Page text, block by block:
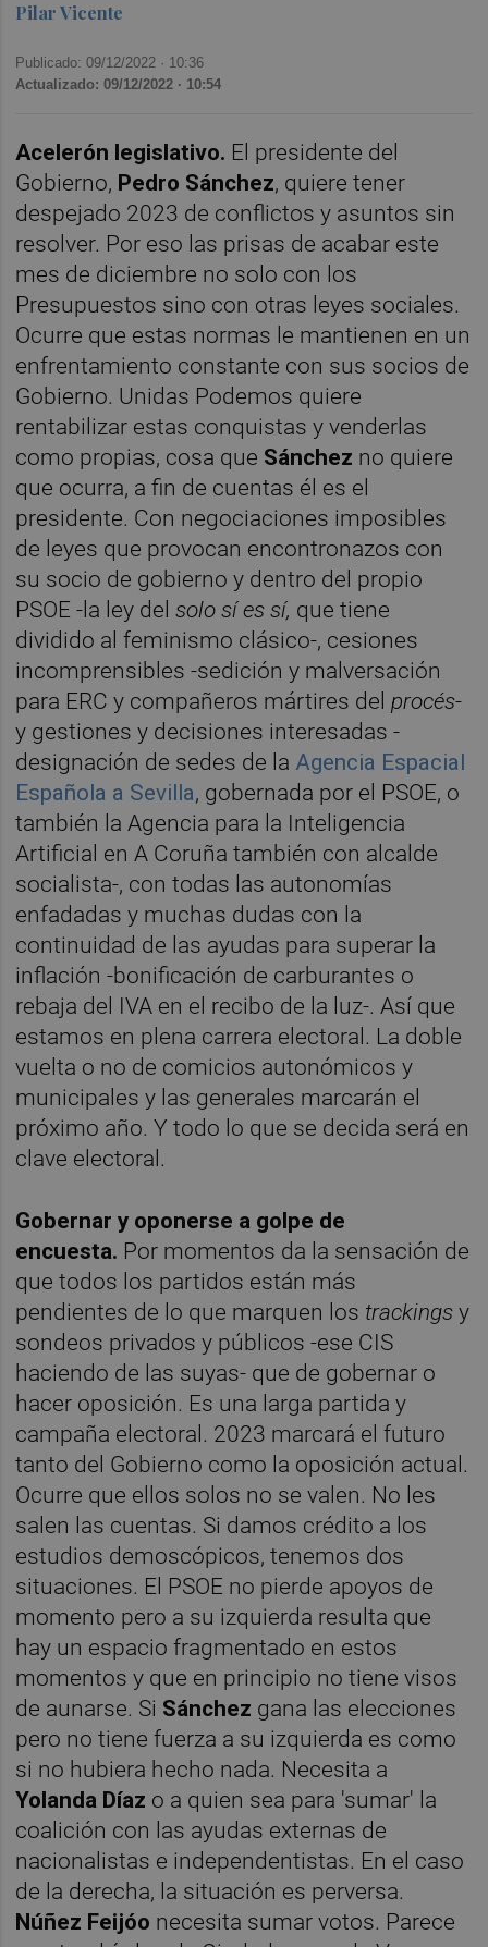
Pilar Vicente
Publicado: 09/12/2022 · 10:36
Actualizado: 09/12/2022 · 10:54
Acelerón legislativo. El presidente del
Gobierno, Pedro Sánchez, quiere tener
despejado 2023 de conflictos y asuntos sin
resolver. Por eso las prisas de acabar este
mes de diciembre no solo con los
Presupuestos sino con otras leyes sociales.
Ocurre que estas normas le mantienen en un
enfrentamiento constante con sus socios de
Gobierno. Unidas Podemos quiere
rentabilizar estas conquistas y venderlas
como propias, cosa que Sánchez no quiere
que ocurra, a fin de cuentas él es el
presidente. Con negociaciones imposibles
de leyes que provocan encontronazos con
su socio de gobierno y dentro del propio
PSOE -la ley delsolo sí es sí, que tiene
dividido al feminismo clásico-, cesiones
incomprensibles -sedición y malversación
para ERC y compañeros mártires delprocés-
y gestiones y decisiones interesadas -
designación de sedes de la Agencia Espacial
Española a Sevilla, gobernada por el PSOE, o
también la Agencia para la Inteligencia
Artificial en A Coruña también con alcalde
socialista-, con todas las autonomías
enfadadas y muchas dudas con la
continuidad de las ayudas para superar la
inflación -bonificación de carburantes o
rebaja del IVA en el recibo de la luz-. Así que
estamos en plena carrera electoral. La doble
vuelta o no de comicios autonómicos y
municipales y las generales marcarán el
próximo año. Y todo lo que se decida será en
clave electoral.
Gobernar y oponerse a golpe de
encuesta. Por momentos da la sensación de
que todos los partidos están más
pendientes de lo que marquen los trackingsy
sondeos privados y públicos -ese CIS
haciendo de las suyas- que de gobernar o
hacer oposición. Es una larga partida y
campaña electoral. 2023 marcará el futuro
tanto del Gobierno como la oposición actual.
Ocurre que ellos solos no se valen. No les
salen las cuentas. Si damos crédito a los
estudios demoscópicos, tenemos dos
situaciones. El PSOE no pierde apoyos de
momento pero a su izquierda resulta que
hay un espacio fragmentado en estos
momentos y que en principio no tiene visos
de aunarse. Si Sánchez gana las elecciones
pero no tiene fuerza a su izquierda es como
si no hubiera hecho nada. Necesita a
Yolanda Díaz o a quien sea para 'sumar' la
coalición con las ayudas externas de
nacionalistas e independentistas. En el caso
de la derecha, la situación es perversa.
Núñez Feijóo necesita sumar votos. Parece